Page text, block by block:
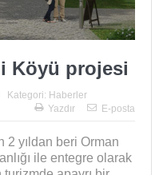
Köyü projesi
Kategori: Haberler
Yazdır
E-posta
2 yıldan beri Orman
ile entegre olarak